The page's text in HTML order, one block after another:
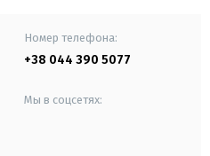
Номер телефона:
+38 044 390 5077
Мы в соцсетях: